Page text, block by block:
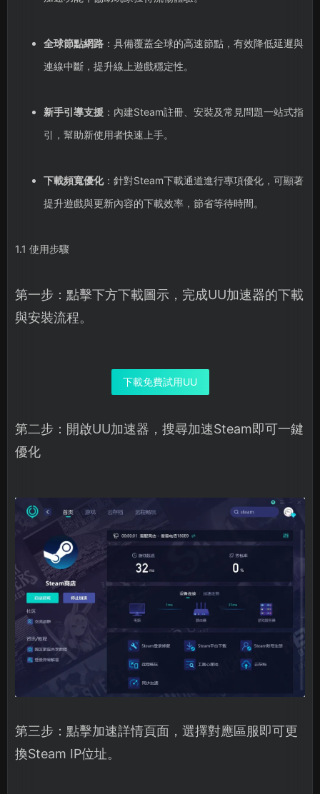
全球節點網路：具備覆蓋全球的高速節點，有效降低延遲與
連線中斷，提升線上遊戲穩定性。
新手引導支援：內建Steam註冊、安裝及常見問題一站式指
引，幫助新使用者快速上手。
下載頻寬優化：針對Steam下載通道進行專項優化，可顯著
提升遊戲與更新內容的下載效率，節省等待時間。
1.1 使用步驟
第一步：點擊下方下載圖示，完成UU加速器的下載
與安裝流程。
下載免費試用UU
第二步：開啟UU加速器，搜尋加速Steam即可一鍵
優化
第三步：點擊加速詳情頁面，選擇對應區服即可更
換Steam IP位址。